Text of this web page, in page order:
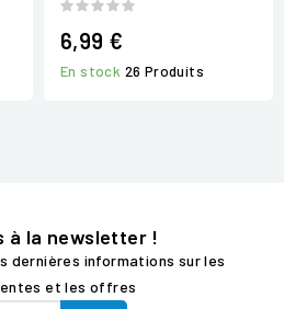
6,99 €
En stock 26 Produits
à la newsletter !
dernières informations sur les
et les offres